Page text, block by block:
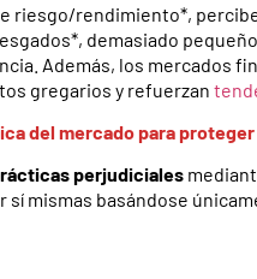
riesgo/rendimiento*,
demasiado
Además, los mercados
gregarios y refuerzan
del mercado para
perjudiciales
mismas basándose